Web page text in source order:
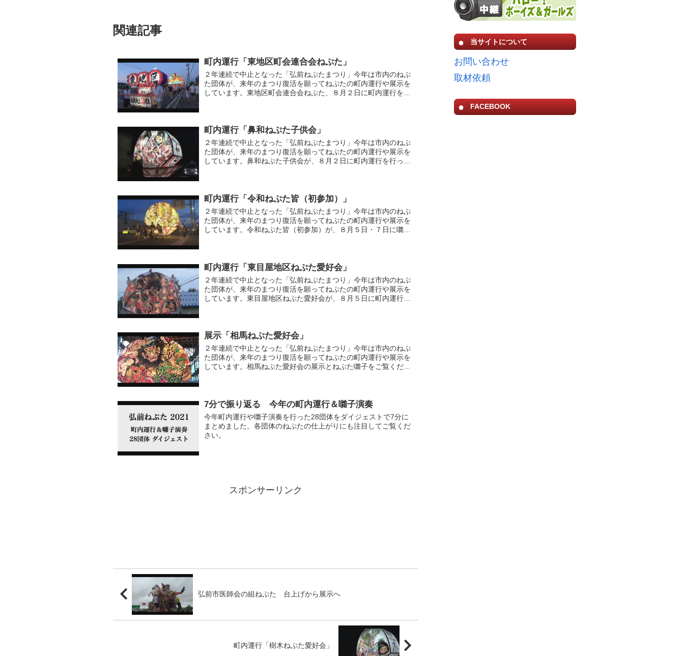
関連記事
町内運行「東地区町会連合会ねぷた」
２年連続で中止となった「弘前ねぷたまつり」今年は市内のねぷ
た団体が、来年のまつり復活を願ってねぷたの町内運行や展示を
しています。東地区町会連合会ねぷた、８月２日に町内運行を行
町内運行「鼻和ねぷた子供会」
２年連続で中止となった「弘前ねぷたまつり」今年は市内のねぷ
た団体が、来年のまつり復活を願ってねぷたの町内運行や展示を
しています。鼻和ねぷた子供会が、８月２日に町内運行を行った
町内運行「令和ねぷた皆（初参加）」
２年連続で中止となった「弘前ねぷたまつり」今年は市内のねぷ
た団体が、来年のまつり復活を願ってねぷたの町内運行や展示を
しています。令和ねぷた皆（初参加）が、８月５日・７日に囃子
町内運行「東目屋地区ねぷた愛好会」
２年連続で中止となった「弘前ねぷたまつり」今年は市内のねぷ
た団体が、来年のまつり復活を願ってねぷたの町内運行や展示を
しています。東目屋地区ねぷた愛好会が、８月５日に町内運行を
展示「相馬ねぷた愛好会」
２年連続で中止となった「弘前ねぷたまつり」今年は市内のねぷ
た団体が、来年のまつり復活を願ってねぷたの町内運行や展示を
しています。相馬ねぷた愛好会の展示とねぷた囃子をご覧くださ
7分で振り返る 今年の町内運行＆囃子演奏
今年町内運行や囃子演奏を行った28団体をダイジェストで7分に
まとめました。各団体のねぷたの仕上がりにも注目してご覧くだ
さい。
スポンサーリンク
弘前市医師会の組ねぷた 台上げから展示へ
町内運行「樹木ねぷた愛好会」
当サイトについて
お問い合わせ
取材依頼
FACEBOOK